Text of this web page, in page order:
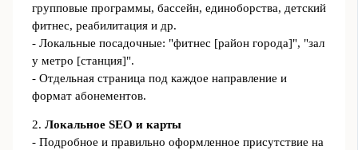
групповые программы, бассейн, единоборства, детский
фитнес, реабилитация и др.
- Локальные посадочные: "фитнес [район города]", "зал
у метро [станция]".
- Отдельная страница под каждое направление и
формат абонементов.
2. Локальное SEO и карты
- Подробное и правильно оформленное присутствие на